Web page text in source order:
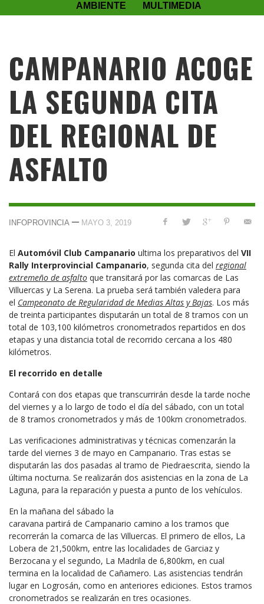
AMBIENTE
MULTIMEDIA
CAMPANARIO ACOGE
LA SEGUNDA CITA
DEL REGIONAL DE
ASFALTO
INFOPROVINCIA — MAYO 3, 2019
El Automóvil Club Campanario ultima los preparativos del VII
Rally Interprovincial Campanario, segunda cita del regional
extremeño de asfalto que transitará por las comarcas de Las
Villuercas y La Serena. La prueba será también valedera para
el Campeonato de Regularidad de Medias Altas y Bajas. Los más
de treinta participantes disputarán un total de 8 tramos con un
total de 103,100 kilómetros cronometrados repartidos en dos
etapas y una distancia total de recorrido cercana a los 480
kilómetros.
El recorrido en detalle
Contará con dos etapas que transcurrirán desde la tarde noche
del viernes y a lo largo de todo el día del sábado, con un total
de 8 tramos cronometrados y más de 100km cronometrados.
Las verificaciones administrativas y técnicas comenzarán la
tarde del viernes 3 de mayo en Campanario. Tras estas se
disputarán las dos pasadas al tramo de Piedraescrita, siendo la
última nocturna. Se realizarán dos asistencias en la zona de La
Laguna, para la reparación y puesta a punto de los vehículos.
En la mañana del sábado la
caravana partirá de Campanario camino a los tramos que
recorrerán la comarca de las Villuercas. El primero de ellos, La
Lobera de 21,500km, entre las localidades de Garciaz y
Berzocana y el segundo, La Madrila de 6,800km, en cual
termina en la localidad de Cañamero. Las asistencias tendrán
lugar en Logrosán, como en anteriores ediciones. Estos tramos
cronometrados se realizarán en tres ocasiones.